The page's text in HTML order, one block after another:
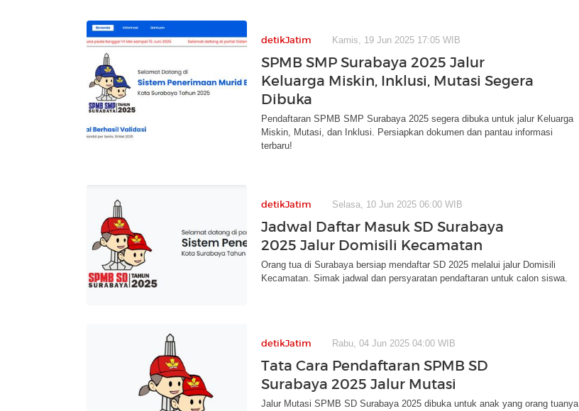
detikJatim Kamis, 19 Jun 2025 17:05 WIB
SPMB SMP Surabaya 2025 Jalur
Keluarga Miskin, Inklusi, Mutasi Segera
Dibuka
Pendaftaran SPMB SMP Surabaya 2025 segera dibuka untuk jalur Keluarga
Miskin, Mutasi, dan Inklusi. Persiapkan dokumen dan pantau informasi
terbaru!
detikJatim Selasa, 10 Jun 2025 06:00 WIB
Jadwal Daftar Masuk SD Surabaya
2025 Jalur Domisili Kecamatan
Orang tua di Surabaya bersiap mendaftar SD 2025 melalui jalur Domisili
Kecamatan. Simak jadwal dan persyaratan pendaftaran untuk calon siswa.
detikJatim Rabu, 04 Jun 2025 04:00 WIB
Tata Cara Pendaftaran SPMB SD
Surabaya 2025 Jalur Mutasi
Jalur Mutasi SPMB SD Surabaya 2025 dibuka untuk anak yang orang tuanya